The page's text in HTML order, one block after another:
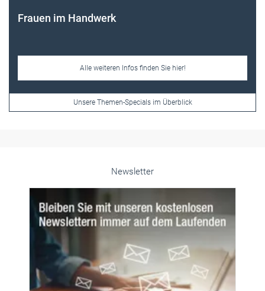
Frauen im Handwerk
Alle weiteren Infos finden Sie hier!
Unsere Themen-Specials im Überblick
Newsletter